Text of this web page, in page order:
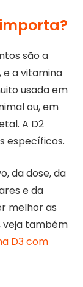
são a
a vitamina
usada em
ou, em
A D2
específicos.
da dose, da
e da
melhor as
veja também
D3 com